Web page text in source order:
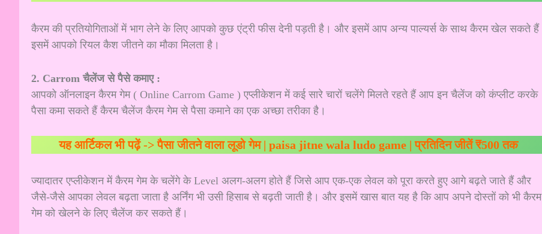
कैरम की प्रतियोगिताओं में भाग लेने के लिए आपको कुछ एंट्री फीस देनी पड़ती है। और इसमें आप अन्य पाल्यर्स के साथ कैरम खेल सकते हैं
इसमें आपको रियल कैश जीतने का मौका मिलता है।
2. Carrom चैलेंज से पैसे कमाए :
आपको ऑनलाइन कैरम गेम ( Online Carrom Game ) एप्लीकेशन में कई सारे चारों चलेंगे मिलते रहते हैं आप इन चैलेंज को कंप्लीट करके
पैसा कमा सकते हैं कैरम चैलेंज कैरम गेम से पैसा कमाने का एक अच्छा तरीका है।
यह आर्टिकल भी पढ़ें ->पैसा जीतने वाला लूडो गेम | paisa jitne wala ludo game | प्रतिदिन जीतें ₹500 तक
ज्यादातर एप्लीकेशन में कैरम गेम के चलेंगे के Level अलग-अलग होते हैं जिसे आप एक-एक लेवल को पूरा करते हुए आगे बढ़ते जाते हैं और
जैसे-जैसे आपका लेवल बढ़ता जाता है अर्निंग भी उसी हिसाब से बढ़ती जाती है। और इसमें खास बात यह है कि आप अपने दोस्तों को भी कैरम
गेम को खेलने के लिए चैलेंज कर सकते हैं।